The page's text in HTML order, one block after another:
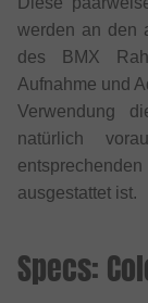
werden an den
des BMX
Aufnahme und
Verwendung
natürlich
ausgestattet ist.
Specs: